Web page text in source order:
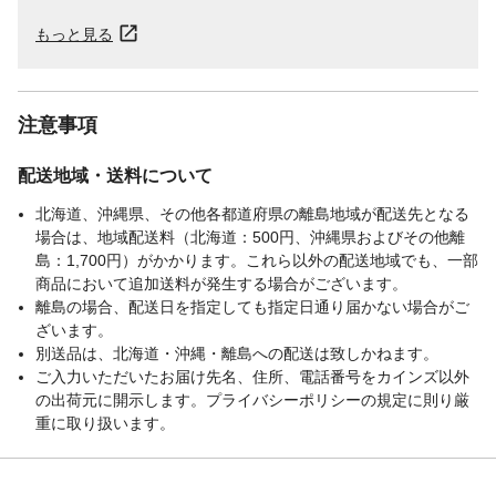
もっと見る
注意事項
配送地域・送料について
北海道、沖縄県、その他各都道府県の離島地域が配送先となる
場合は、地域配送料（北海道：500円、沖縄県およびその他離
島：1,700円）がかかります。これら以外の配送地域でも、一部
商品において追加送料が発生する場合がございます。
離島の場合、配送日を指定しても指定日通り届かない場合がご
ざいます。
別送品は、北海道・沖縄・離島への配送は致しかねます。
ご入力いただいたお届け先名、住所、電話番号をカインズ以外
の出荷元に開示します。プライバシーポリシーの規定に則り厳
重に取り扱います。